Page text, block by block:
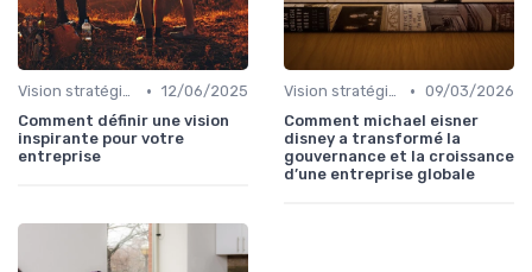
Vision stratégique & ambition long terme • 12/06/2025
Comment définir une vision
inspirante pour votre
entreprise
Vision stratégique & ambition long terme • 09/03/2026
Comment michael eisner
disney a transformé la
gouvernance et la croissance
d’une entreprise globale